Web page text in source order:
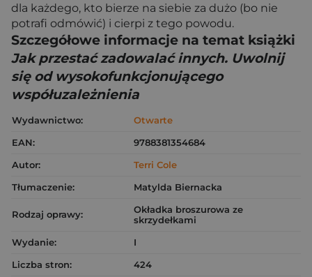
dla każdego, kto bierze na siebie za dużo (bo nie
potrafi odmówić) i cierpi z tego powodu.
Szczegółowe informacje na temat książki
Jak przestać zadowalać innych. Uwolnij
się od wysokofunkcjonującego
współuzależnienia
Wydawnictwo:
Otwarte
EAN:
9788381354684
Autor:
Terri Cole
Tłumaczenie:
Matylda Biernacka
Rodzaj oprawy:
Okładka broszurowa ze
skrzydełkami
Wydanie:
I
Liczba stron:
424